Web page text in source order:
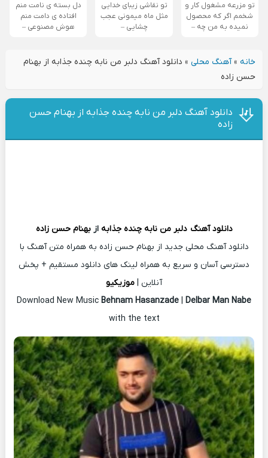
تو مزرعه مشغول کار و
شخمم اگر که محصول
نمیده به من چه –
تو نقاشی زیبای خدایی
مثل ماه میمونی عجب
چشایی –
دل بسته ی نامت منم
افتاده ی دامت منم
هوش مصنوعی –
خانه»آهنگ محلی» دانلود آهنگ دلبر من نابه چنده جذابه از بهنام
حسن زاده
دانلود آهنگ دلبر من نابه چنده جذابه از بهنام حسن
زاده
دانلود آهنگ دلبر من نابه چنده جذابه ازبهنام حسن زاده
دانلود آهنگ محلی جدید از بهنام حسن زاده به همراه متن آهنگ با
دسترسی آسان و سریع به همراه لینک های دانلود مستقیم + پخش
آنلاین | موزیکیو
Download New Music Behnam Hasanzade | Delbar Man Nabe
with the text